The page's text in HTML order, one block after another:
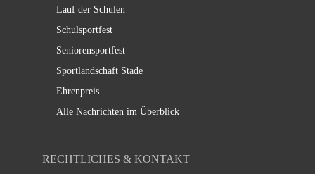
Lauf der Schulen
Schulsportfest
Seniorensportfest
Sportlandschaft Stade
Ehrenpreis
Alle Nachrichten im Überblick
RECHTLICHES & KONTAKT